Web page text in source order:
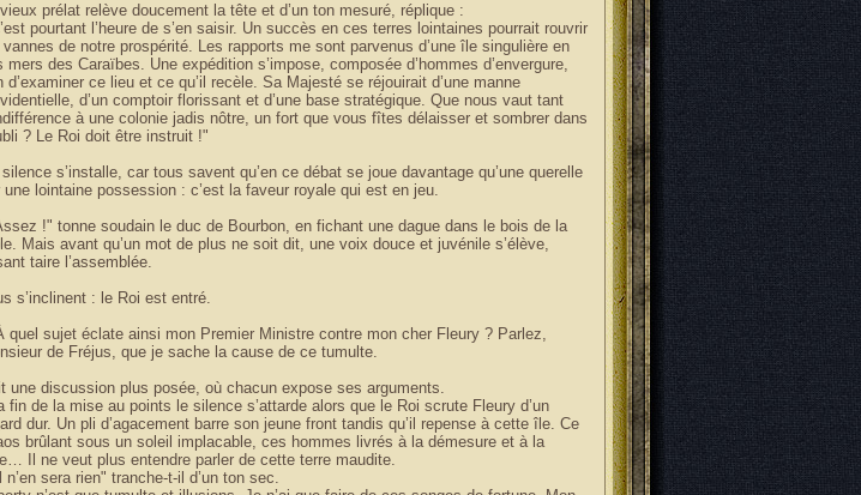
prélat relève doucement la tête et d’un ton mesuré, réplique :
pourtant l’heure de s’en saisir. Un succès en ces terres lointaines pourrait rouvrir
vannes de notre prospérité. Les rapports me sont parvenus d’une île singulière en
mers des Caraïbes. Une expédition s’impose, composée d’hommes d’envergure,
d’examiner ce lieu et ce qu’il recèle. Sa Majesté se réjouirait d’une manne
d’un comptoir florissant et d’une base stratégique. Que nous vaut tant
à une colonie jadis nôtre, un fort que vous fîtes délaisser et sombrer dans
? Le Roi doit être instruit !"
silence s’installe, car tous savent qu’en ce débat se joue davantage qu’une querelle
une lointaine possession : c’est la faveur royale qui est en jeu.
!" tonne soudain le duc de Bourbon, en fichant une dague dans le bois de la
Mais avant qu’un mot de plus ne soit dit, une voix douce et juvénile s’élève,
taire l’assemblée.
s’inclinent : le Roi est entré.
quel sujet éclate ainsi mon Premier Ministre contre mon cher Fleury ? Parlez,
de Fréjus, que je sache la cause de ce tumulte.
une discussion plus posée, où chacun expose ses arguments.
fin de la mise au points le silence s’attarde alors que le Roi scrute Fleury d’un
dur. Un pli d’agacement barre son jeune front tandis qu’il repense à cette île. Ce
brûlant sous un soleil implacable, ces hommes livrés à la démesure et à la
Il ne veut plus entendre parler de cette terre maudite.
n’en sera rien" tranche-t-il d’un ton sec.